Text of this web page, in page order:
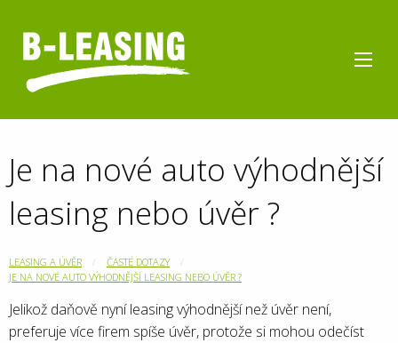
Je na nové auto výhodnější
leasing nebo úvěr ?
LEASING A ÚVĚR
ČASTÉ DOTAZY
JE NA NOVÉ AUTO VÝHODNĚJŠÍ LEASING NEBO ÚVĚR ?
Jelikož daňově nyní leasing výhodnější než úvěr není,
preferuje více firem spíše úvěr, protože si mohou odečíst